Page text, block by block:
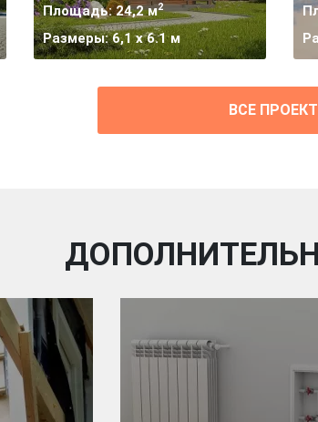
Площадь: 24,2 м2
Размеры: 6,1 x 6.1 м
ВСЕ